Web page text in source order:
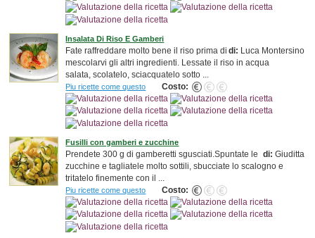
Insalata Di Riso E Gamberi
di: Luca Montersino
Fate raffreddare molto bene il riso prima di
mescolarvi gli altri ingredienti. Lessate il riso in acqua
salata, scolatelo, sciacquatelo sotto ...
Piu ricette come questo Costo:
Fusilli con gamberi e zucchine
di: Giuditta
Prendete 300 g di gamberetti sgusciati.Spuntate le
zucchine e tagliatele molto sottili, sbucciate lo scalogno e
tritatelo finemente con il ...
Piu ricette come questo Costo: